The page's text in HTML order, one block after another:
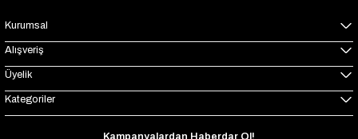
Kurumsal
Alışveriş
Üyelik
Kategoriler